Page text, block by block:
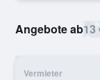
Angebote ab13
Vermieter